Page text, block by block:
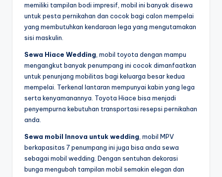
memiliki tampilan bodi impresif, mobil ini banyak disewa
untuk pesta pernikahan dan cocok bagi calon mempelai
yang membutuhkan kendaraan lega yang mengutamakan
sisi maskulin.
Sewa Hiace Wedding , mobil toyota dengan mampu
mengangkut banyak penumpang ini cocok dimanfaatkan
untuk penunjang mobilitas bagi keluarga besar kedua
mempelai. Terkenal lantaran mempunyai kabin yang lega
serta kenyamanannya. Toyota Hiace bisa menjadi
penyempurna kebutuhan transportasi resepsi pernikahan
anda.
Sewa mobil Innova untuk wedding , mobil MPV
berkapasitas 7 penumpang ini juga bisa anda sewa
sebagai mobil wedding. Dengan sentuhan dekorasi
bunga mengubah tampilan mobil semakin elegan dan